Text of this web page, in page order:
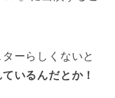
ーらしくないと
いるんだとか！